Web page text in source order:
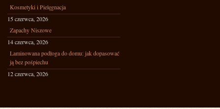
Kosmetyki i Pielęgnacja
15 czerwca, 2026
Zapachy Niszowe
14 czerwca, 2026
Laminowana podłoga do domu: jak dopasować
ją bez pośpiechu
12 czerwca, 2026